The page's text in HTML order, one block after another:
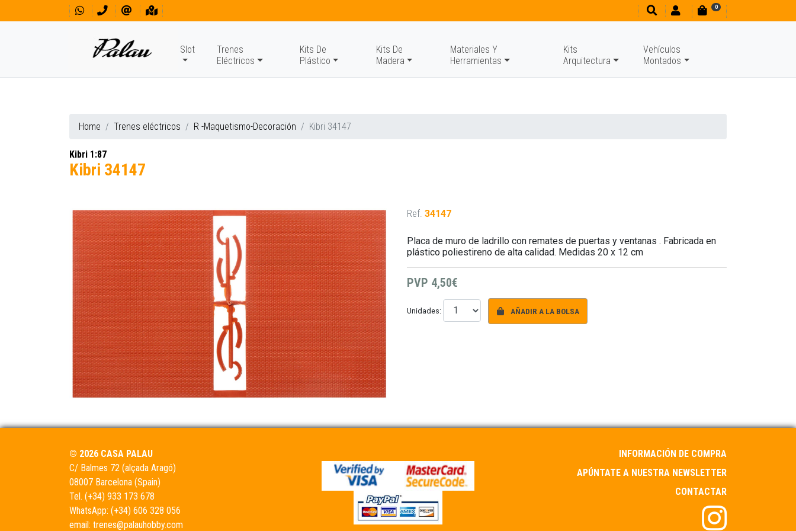
0
Slot
Trenes
Eléctricos
Kits De
Plástico
Kits De
Madera
Materiales Y
Herramientas
Kits
Arquitectura
Vehículos
Montados
Home Trenes eléctricos R -Maquetismo-Decoración Kibri 34147
Kibri 1:87
Kibri 34147
Ref. 34147
Placa de muro de ladrillo con remates de puertas y ventanas . Fabricada en
plástico poliestireno de alta calidad. Medidas 20 x 12 cm
PVP 4,50€
Unidades: AÑADIR A LA BOLSA
© 2026 CASA PALAU
C/ Balmes 72 (alçada Aragó)
08007 Barcelona (Spain)
Tel. (+34) 933 173 678
WhatsApp: (+34) 606 328 056
email: trenes@palauhobby.com
INFORMACIÓN DE COMPRA
APÚNTATE A NUESTRA NEWSLETTER
CONTACTAR